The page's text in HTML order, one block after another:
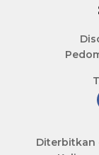
Diterbitkan